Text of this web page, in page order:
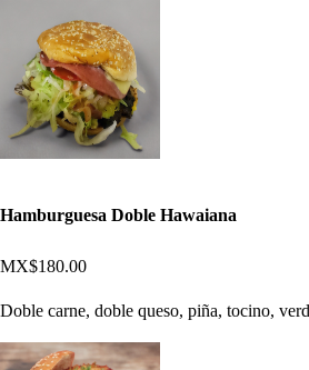
Hamburguesa Doble Hawaiana
MX$180.00
Doble carne, doble queso, piña, tocino,